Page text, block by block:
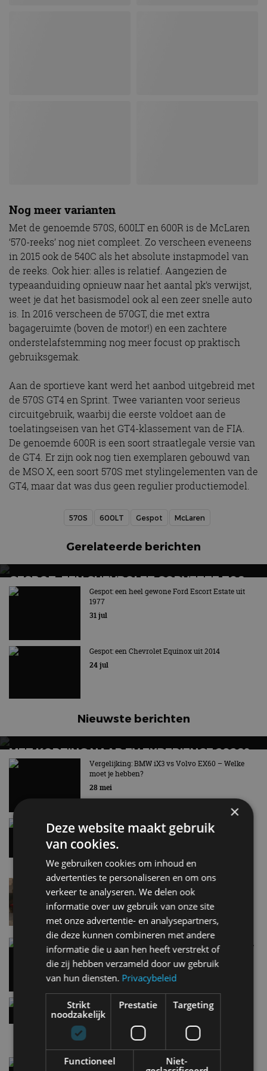
Nog meer varianten
Met de genoemde 570S, 600LT en 600R is de McLaren
‘570-reeks’ nog niet compleet. Zo verscheen eveneens
in 2015 ook de 540C als het absolute instapmodel van
de reeks. Ook hier: alles is relatief. Aangezien de
typeaanduiding opnieuw naar het aantal pk’s verwijst,
weet je dat het basismodel ook al een zeer snelle auto
is. In 2016 verscheen de 570GT, die met extra
bagageruimte (boven de motor!) en een zachtere
onderstelafstemming nog meer focust op praktisch
gebruiksgemak.
Aan de sportieve kant werd het aanbod uitgebreid met
de 570S GT4 en Sprint. Twee varianten voor serieus
circuitgebruik, waarbij die eerste voldoet aan de
toelatingseisen van het GT4-klassement van de FIA.
De genoemde 600R is een soort straatlegale versie van
de GT4. Er zijn ook nog tien exemplaren gebouwd van
de MSO X, een soort 570S met stylingelementen van de
GT4, maar dat was dus geen regulier productiemodel.
570S 600LT Gespot McLaren
Gerelateerde berichten
GESPOT: EEN CHEVROLET CORVETTE Z06
Little red CorvetteGespot: een heel gewone Ford Escort Estate uit
1977
31 jul
Gespot: een Chevrolet Equinox uit 2014
24 jul
Nieuwste berichten
MET KORTING NAAR EV EXPERIENCE 2026?
AUTORAI REGELT HET!
EV Experience 2026 van 24 tot 26 september
Vergelijking: BMW iX3 vs Volvo EX60 – Welke
moet je hebben?
28 mei
Gespot: een Chevrolet Corvette Z06
7 aug
Lamborghini Revuelto eert 60 jaar Miura met
speciale editie
6 aug
Carbon fibre op je laadkabel: nergens voor nodig,
en precies daarom geweldig
5 aug
Hennessey Blackbird krijgt atmosferische V8 en
handbak: soms is eenvoud leuker
Audi A2 e-Tron mikt op verbruik van 12,8 kWh
×
Deze website maakt gebruik
van cookies.
We gebruiken cookies om inhoud en
advertenties te personaliseren en om ons
verkeer te analyseren. We delen ook
informatie over uw gebruik van onze site
met onze advertentie- en analysepartners,
die deze kunnen combineren met andere
informatie die u aan hen heeft verstrekt of
die zij hebben verzameld door uw gebruik
van hun diensten. Privacybeleid
Strikt
noodzakelijk
Prestatie Targeting
Functioneel
Niet-